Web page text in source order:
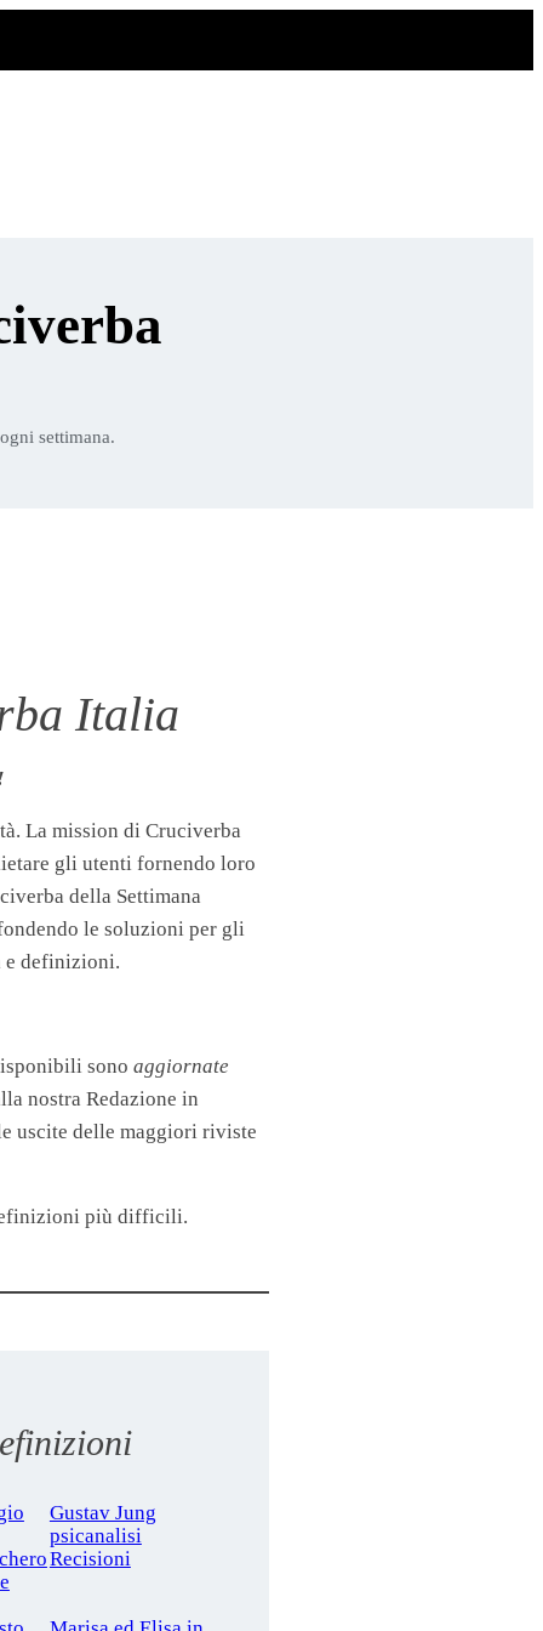
settimana.
Italia
La mission di Cruciverba
gli utenti fornendo loro
della Settimana
le soluzioni per gli
e definizioni.
sono aggiornate
nostra Redazione in
uscite delle maggiori riviste
più difficili.
Gustav Jung
psicanalisi
Recisioni